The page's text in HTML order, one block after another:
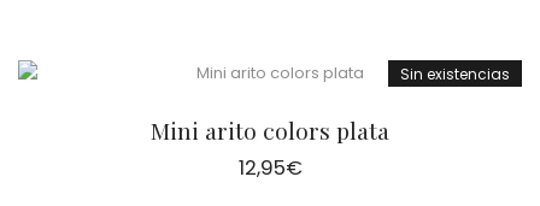
Sin existencias
Mini arito colors plata
12,95€